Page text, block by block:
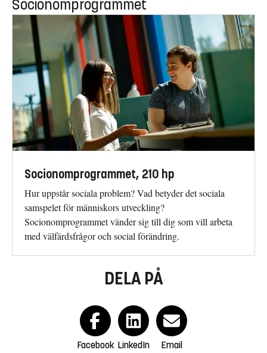
Socionomprogrammet
Socionomprogrammet, 210 hp
Hur uppstår sociala problem? Vad betyder det sociala
samspelet för människors utveckling?
Socionomprogrammet vänder sig till dig som vill arbeta
med välfärdsfrågor och social förändring.
DELA PÅ
Facebook LinkedIn Email